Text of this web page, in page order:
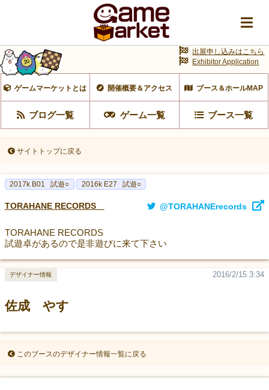
ゲームマーケットとは 開催概要＆アクセス ブース＆ホールMAP
ブログ一覧 ゲーム一覧 ブース一覧
出展申し込みはこちら
Exhibitor Application
サイトトップに戻る
2017k B01 試遊○ 2016k E27 試遊○
TORAHANE RECORDS @TORAHANErecords
TORAHANE RECORDS
試遊卓があるので是非遊びに来て下さい
佐成 やす
2016/2/15 3:34
デザイナー情報
このブースのデザイナー情報一覧に戻る